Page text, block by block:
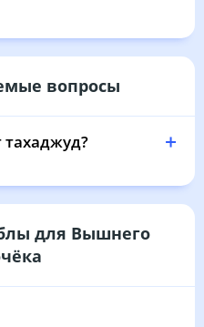
вопросы
для Вышнего